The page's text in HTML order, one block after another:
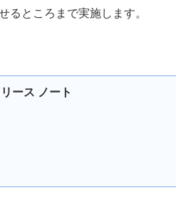
るところまで実施します。
ース ノート